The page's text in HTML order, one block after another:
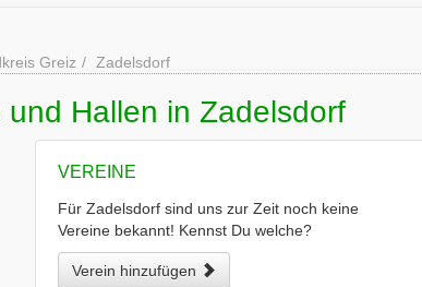
Greiz Zadelsdorf
Hallen in Zadelsdorf
VEREINE
Für Zadelsdorf sind uns zur Zeit noch keine
Vereine bekannt! Kennst Du welche?
Verein hinzufügen